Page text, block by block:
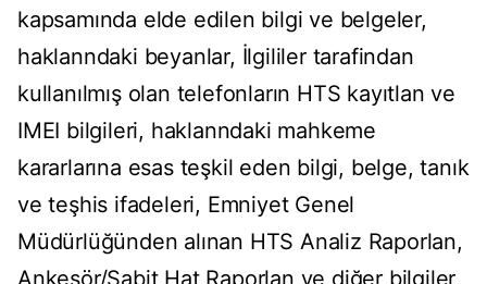
kapsamında elde edilen bilgi ve belgeler,
haklanndaki beyanlar, İlgililer tarafindan
kullanılmış olan telefonların HTS kayıtlan ve
IMEI bilgileri, haklanndaki mahkeme
kararlarına esas teşkil eden bilgi, belge, tanık
ve teşhis ifadeleri, Emniyet Genel
Müdürlüğünden alınan HTS Analiz Raporlan,